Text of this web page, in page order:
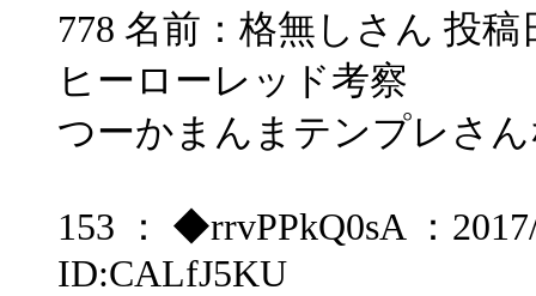
778 名前：格無しさん 投稿
ヒーローレッド考察
つーかまんまテンプレさ
153 ： ◆rrvPPkQ0sA ：
ID:CALfJ5KU